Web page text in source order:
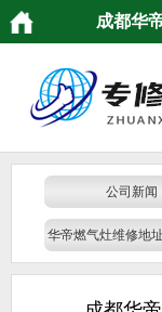
成都华
公司新闻
华帝燃气灶维修地